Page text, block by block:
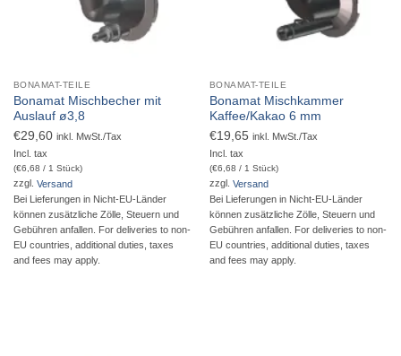
BONAMAT-TEILE
Bonamat Mischbecher mit
Auslauf ø3,8
€29,60 inkl. MwSt./Tax
Incl. tax
(€6,68 / 1 Stück)
zzgl. Versand
Bei Lieferungen in Nicht-EU-Länder
können zusätzliche Zölle, Steuern und
Gebühren anfallen. For deliveries to non-
EU countries, additional duties, taxes
and fees may apply.
BONAMAT-TEILE
Bonamat Mischkammer
Kaffee/Kakao 6 mm
€19,65 inkl. MwSt./Tax
Incl. tax
(€6,68 / 1 Stück)
zzgl. Versand
Bei Lieferungen in Nicht-EU-Länder
können zusätzliche Zölle, Steuern und
Gebühren anfallen. For deliveries to non-
EU countries, additional duties, taxes
and fees may apply.